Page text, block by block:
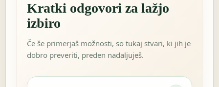
Kratki odgovori za lažjo
izbiro
Če še primerjaš možnosti, so tukaj stvari, ki jih je
dobro preveriti, preden nadaljuješ.